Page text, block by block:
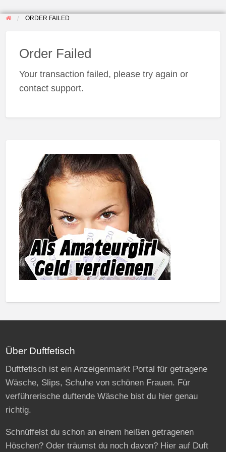
ORDER FAILED
Order Failed
Your transaction failed, please try again or
contact support.
Über Duftfetisch
Duftfetisch ist ein Anzeigenmarkt Portal für getragene
Wäsche, Slips, Schuhe von schönen Frauen. Für
verführerische duftende Wäsche bist du hier genau
richtig.
Schnüffelst du schon an einem heißen getragenen
Höschen? Oder träumst du noch davon? Hier auf Duft